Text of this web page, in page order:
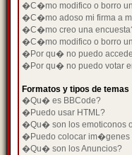
�C�mo modifico o borro
�C�mo adoso mi firma a
�C�mo creo una
�C�mo modifico o borro
�Por qu� no puedo
�Por qu� no puedo votar
Formatos y tipos de temas
�Qu� es BBCode?
�Puedo usar HTML?
�Qu� son los emoticonos
�Puedo colocar im�genes
�Qu� son los Anuncios?